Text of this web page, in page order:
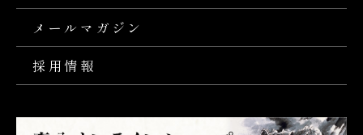
メールマガジン
採用情報